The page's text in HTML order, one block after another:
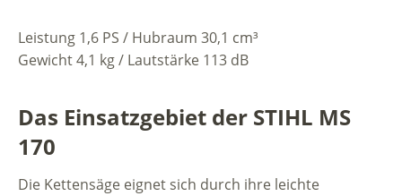
Leistung 1,6 PS / Hubraum 30,1 cm³
Gewicht 4,1 kg / Lautstärke 113 dB
Das Einsatzgebiet der STIHL MS
170
Die Kettensäge eignet sich durch ihre leichte